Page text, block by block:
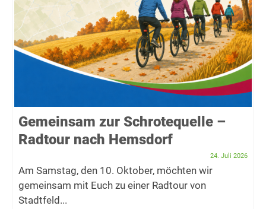
Gemeinsam zur Schrotequelle –
Radtour nach Hemsdorf
24. Juli 2026
Am Samstag, den 10. Oktober, möchten wir
gemeinsam mit Euch zu einer Radtour von
Stadtfeld...